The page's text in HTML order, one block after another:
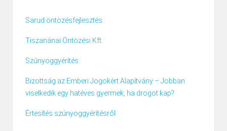
Sarud öntözésfejlesztés
Tiszanánai Öntözési Kft.
Szúnyoggyérítés
Bizottság az Emberi Jogokért Alapítvány – Jobban
viselkedik egy hatéves gyermek, ha drogot kap?
Értesítés szúnyoggyérítésről